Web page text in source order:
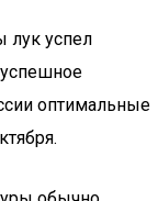
лук успел
оптимальные